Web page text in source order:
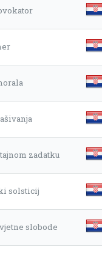
zadatku
solsticij
slobode